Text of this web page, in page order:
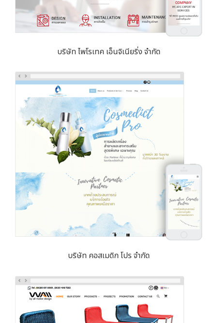
บริษัท ไพโรเทค เอ็นจิเนียริ่ง จำกัด
บริษัท คอสเมดิก โปร จำกัด